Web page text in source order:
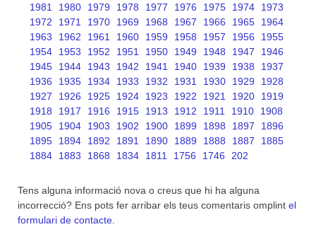
1981
1980 1979 1978 1977 1976 1975 1974
1973
1972
1971 1970 1969 1968 1967 1966 1965
1964
1963
1962 1961 1960 1959 1958 1957 1956
1955
1954
1953 1952 1951 1950 1949 1948 1947
1946
1945
1944 1943 1942 1941 1940 1939 1938
1937
1936
1935 1934 1933 1932 1931 1930 1929
1928
1927
1926 1925 1924 1923 1922 1921 1920
1919
1918
1917 1916 1915 1913 1912 1911 1910
1908
1905
1904 1903 1902 1900 1899 1898 1897
1896
1895
1894 1892 1891 1890 1889 1888 1887
1885
1884
1883 1868 1834 1811 1756 1746 202
Tens alguna informació nova o creus que hi ha alguna
incorrecció? Ens pots fer arribar els teus comentaris omplint el
formulari de contacte